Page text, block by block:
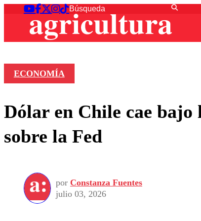
ECONOMÍA
Dólar en Chile cae bajo
sobre la Fed
por Constanza Fuentes
julio 03, 2026